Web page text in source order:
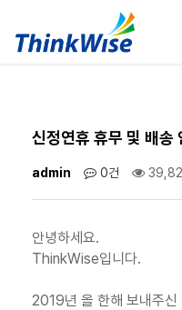
신정연휴 휴무 및 배
admin 0건
안녕하세요.
ThinkWise입니다.
2019년 올 한해 보내주신